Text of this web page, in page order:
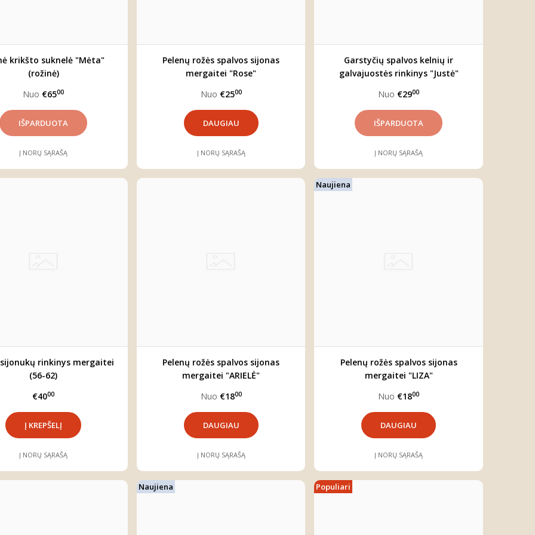
krikšto suknelė "Mėta"
(rožinė)
Nuo €6500
Į NORŲ SĄRAŠĄ
Pelenų rožės spalvos sijonas
mergaitei "Rose"
Nuo €2500
DAUGIAU
Į NORŲ SĄRAŠĄ
Garstyčių spalvos kelnių ir
galvajuostės rinkinys "Justė"
Nuo €2900
Į NORŲ SĄRAŠĄ
rinkinys mergaitei
(56-62)
€4000
Į NORŲ SĄRAŠĄ
Pelenų rožės spalvos sijonas
mergaitei "ARIELĖ"
Nuo €1800
DAUGIAU
Į NORŲ SĄRAŠĄ
Naujiena
Pelenų rožės spalvos sijonas
mergaitei "LIZA"
Nuo €1800
DAUGIAU
Į NORŲ SĄRAŠĄ
Naujiena Populiari